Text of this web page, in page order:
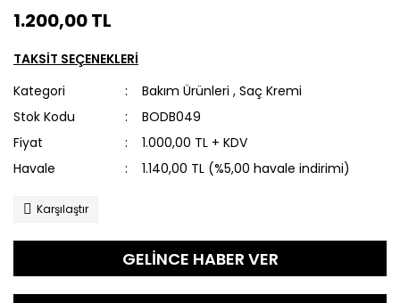
1.200,00 TL
TAKSİT SEÇENEKLERİ
Kategori
Bakım Ürünleri ,Saç Kremi
Stok Kodu
BODB049
Fiyat
1.000,00 TL + KDV
Havale
1.140,00 TL (%5,00 havale indirimi)
Karşılaştır
GELİNCE HABER VER